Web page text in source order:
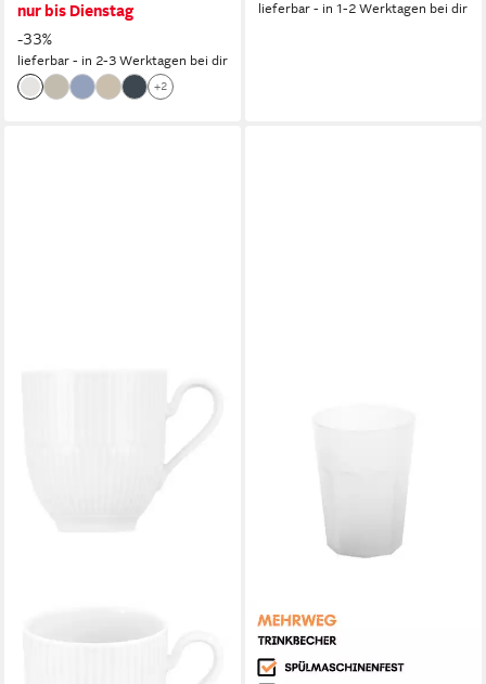
nur bis Dienstag
-33%
lieferbar - in 2-3 Werktagen bei dir
+2
lieferbar - in 1-2 Werktagen bei dir